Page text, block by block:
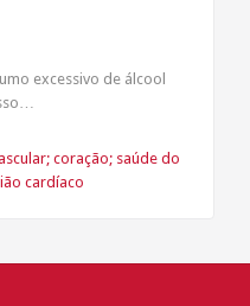
excessivo de álcool
coração; saúde do
cardíaco